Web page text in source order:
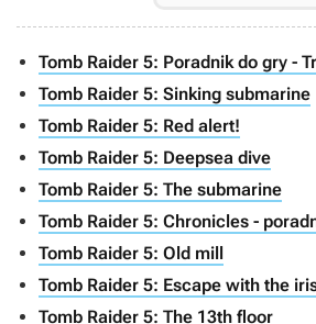
Tomb Raider 5: Poradnik do gry -
Tomb Raider 5: Sinking submarine
Tomb Raider 5: Red alert!
Tomb Raider 5: Deepsea dive
Tomb Raider 5: The submarine
Tomb Raider 5: Chronicles -
Tomb Raider 5: Old mill
Tomb Raider 5: Escape with the
Tomb Raider 5: The 13th floor